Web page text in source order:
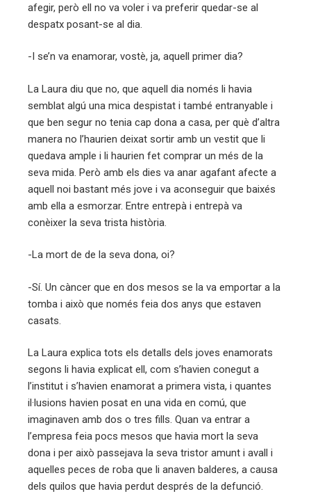
afegir, però ell no va voler i va preferir quedar-se al
despatx posant-se al dia.
-I se’n va enamorar, vostè, ja, aquell primer dia?
La Laura diu que no, que aquell dia només li havia
semblat algú una mica despistat i també entranyable i
que ben segur no tenia cap dona a casa, per què d’altra
manera no l’haurien deixat sortir amb un vestit que li
quedava ample i li haurien fet comprar un més de la
seva mida. Però amb els dies va anar agafant afecte a
aquell noi bastant més jove i va aconseguir que baixés
amb ella a esmorzar. Entre entrepà i entrepà va
conèixer la seva trista història.
-La mort de de la seva dona, oi?
-Sí. Un càncer que en dos mesos se la va emportar a la
tomba i això que només feia dos anys que estaven
casats.
La Laura explica tots els detalls dels joves enamorats
segons li havia explicat ell, com s’havien conegut a
l’institut i s’havien enamorat a primera vista, i quantes
il·lusions havien posat en una vida en comú, que
imaginaven amb dos o tres fills. Quan va entrar a
l’empresa feia pocs mesos que havia mort la seva
dona i per això passejava la seva tristor amunt i avall i
aquelles peces de roba que li anaven balderes, a causa
dels quilos que havia perdut després de la defunció.